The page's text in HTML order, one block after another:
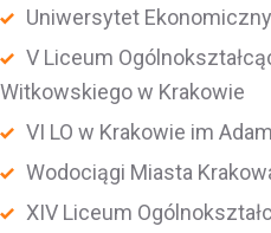
Uniwersytet
V Liceum
Witkowskiego w Krakowie
VI LO w Krakowie im
Wodociągi Miasta
XIV Liceum